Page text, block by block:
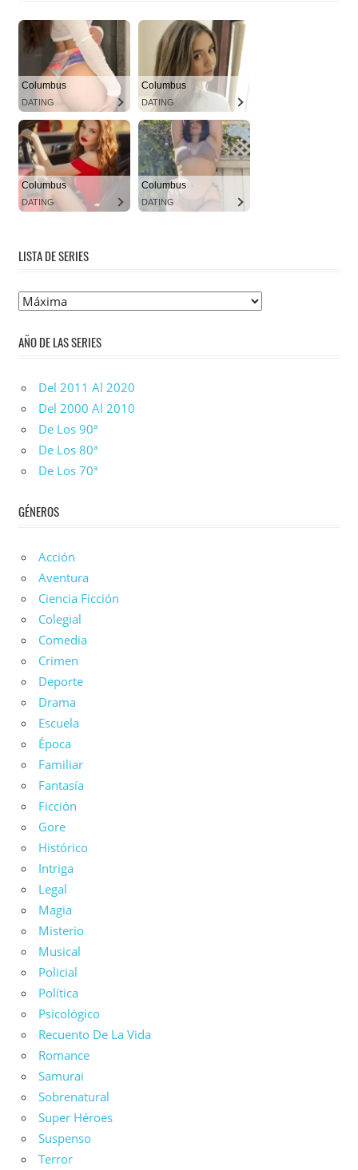
LISTA DE SERIES
Lista
Series
AÑO DE LAS SERIES
Del 2011 Al 2020
Del 2000 Al 2010
De Los 90ª
De Los 80ª
De Los 70ª
GÉNEROS
Acción
Aventura
Ciencia Ficción
Colegial
Comedia
Crimen
Deporte
Drama
Escuela
Época
Familiar
Fantasía
Ficción
Gore
Histórico
Intriga
Legal
Magia
Misterio
Musical
Policial
Política
Psicológico
Recuento De La Vida
Romance
Samurai
Sobrenatural
Super Héroes
Suspenso
Terror